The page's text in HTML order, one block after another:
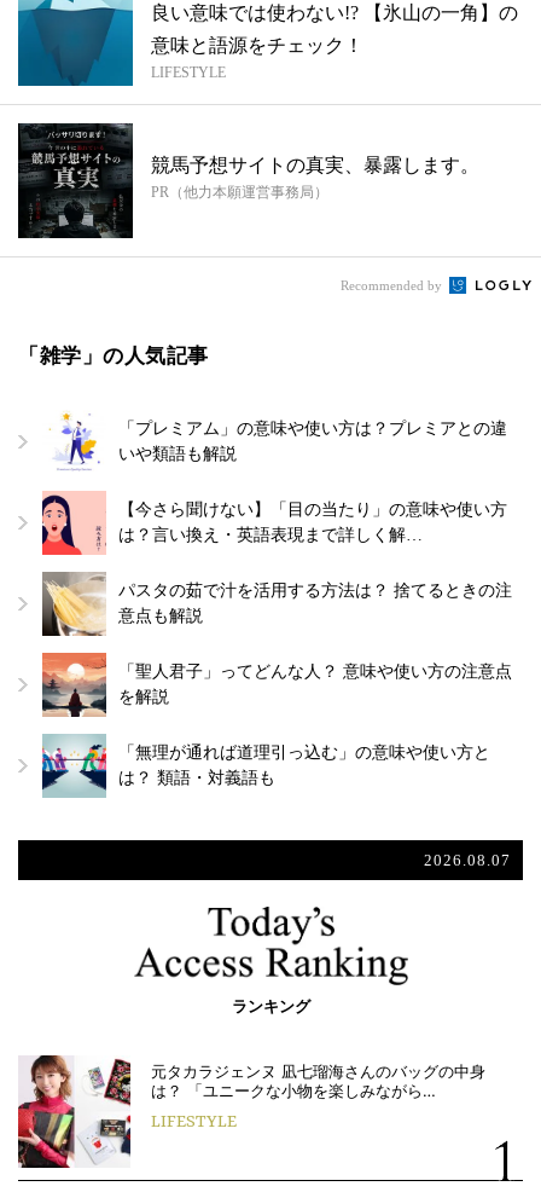
良い意味では使わない!? 【氷山の一角】の
意味と語源をチェック！
LIFESTYLE
競馬予想サイトの真実、暴露します。
PR（他力本願運営事務局）
Recommended by
「雑学」の人気記事
「プレミアム」の意味や使い方は？プレミアとの違
いや類語も解説
【今さら聞けない】「目の当たり」の意味や使い方
は？言い換え・英語表現まで詳しく解…
パスタの茹で汁を活用する方法は？ 捨てるときの注
意点も解説
「聖人君子」ってどんな人？ 意味や使い方の注意点
を解説
「無理が通れば道理引っ込む」の意味や使い方と
は？ 類語・対義語も
2026.08.07
ランキング
元タカラジェンヌ 凪七瑠海さんのバッグの中身
は？ 「ユニークな小物を楽しみながら…
LIFESTYLE